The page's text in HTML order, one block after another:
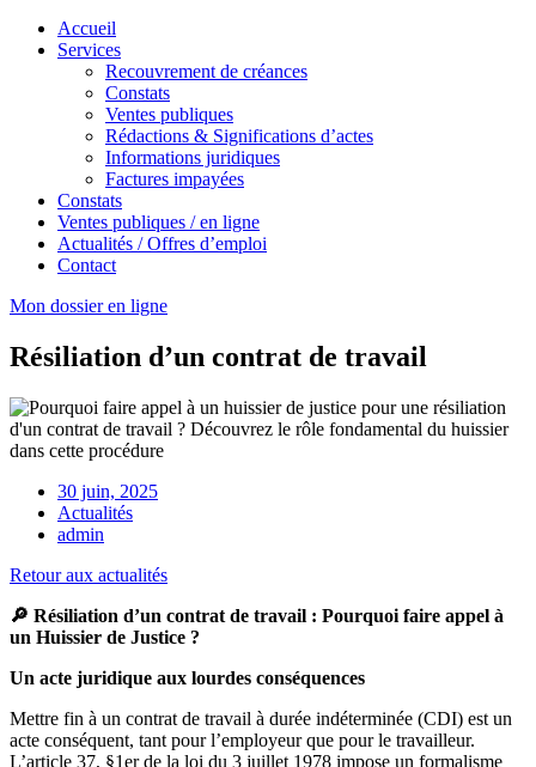
Accueil
Services
Recouvrement de créances
Constats
Ventes publiques
Rédactions & Significations d’actes
Informations juridiques
Factures impayées
Constats
Ventes publiques / en ligne
Actualités / Offres d’emploi
Contact
Mon dossier en ligne
Résiliation d’un contrat de travail
30 juin, 2025
Actualités
admin
Retour aux actualités
🔎 Résiliation d’un contrat de travail : Pourquoi faire appel à
un Huissier de Justice ?
Un acte juridique aux lourdes conséquences
Mettre fin à un contrat de travail à durée indéterminée (CDI) est un
acte conséquent, tant pour l’employeur que pour le travailleur.
L’article 37, §1er de la loi du 3 juillet 1978 impose un formalisme